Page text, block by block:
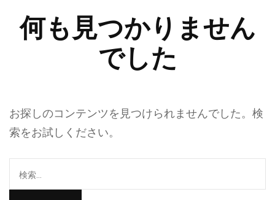
何も見つかりません
でした
お探しのコンテンツを見つけられませんでした。検
索をお試しください。
索: